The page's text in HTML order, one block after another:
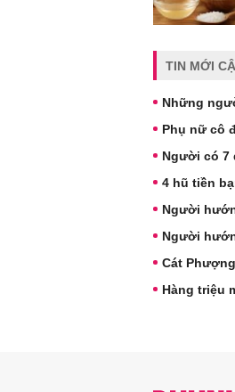
TIN MỚI
Những
Phụ nữ cô
Người có 7
4 hũ tiền
Người
Người
Cát
Hàng triệu